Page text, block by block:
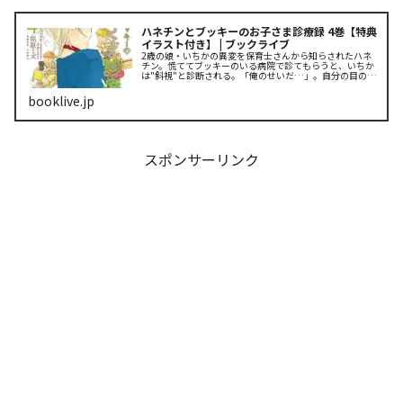
ハネチンとブッキーのお子さま診療録 4巻【特典
イラスト付き】 | ブックライブ
2歳の娘・いちかの異変を保育士さんから知らされたハネ
チン。慌ててブッキーのいる病院で診てもらうと、いちか
は"斜視"と診断される。「俺のせいだ…」。自分の目の悪
さが遺伝して似てしまったのだとショックを受けるハネチ
booklive.jp
スポンサーリンク